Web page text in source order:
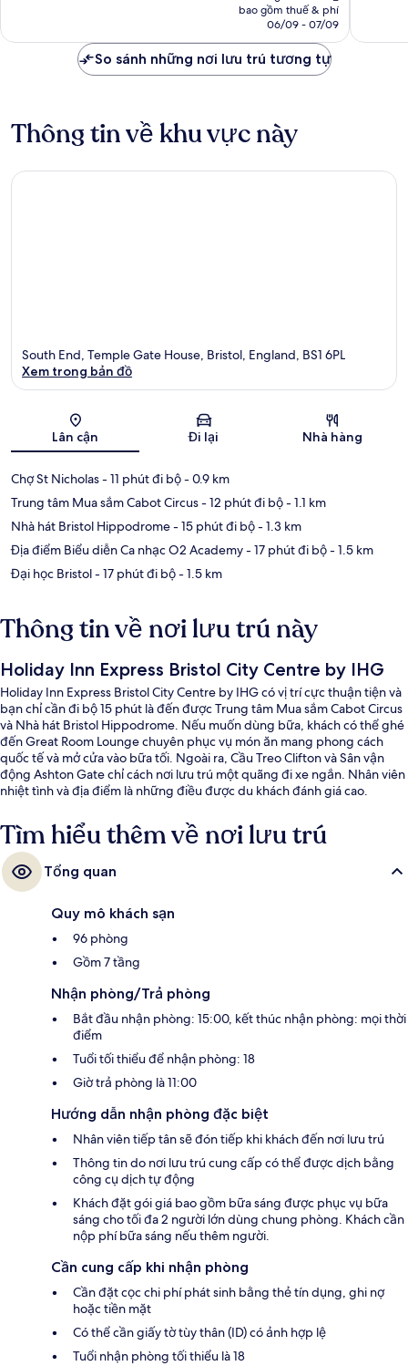
xét
tại
1.477.537 ₫
bao gồm thuế & phí
06/09 - 07/09
xét
So sánh những nơi lưu trú tương tự
Thông tin về khu vực này
Bản đồ
South End, Temple Gate House, Bristol, England, BS1 6PL
Xem trong bản đồ
Lân cận Đi lại Nhà hàng
Chợ St Nicholas- 11 phút đi bộ- 0.9 km
Trung tâm Mua sắm Cabot Circus- 12 phút đi bộ- 1.1 km
Nhà hát Bristol Hippodrome- 15 phút đi bộ- 1.3 km
Địa điểm Biểu diễn Ca nhạc O2 Academy- 17 phút đi bộ- 1.5 km
Đại học Bristol- 17 phút đi bộ- 1.5 km
Thông tin về nơi lưu trú này
Holiday Inn Express Bristol City Centre by IHG
Holiday Inn Express Bristol City Centre by IHG có vị trí cực thuận tiện và
bạn chỉ cần đi bộ 15 phút là đến được Trung tâm Mua sắm Cabot Circus
và Nhà hát Bristol Hippodrome. Nếu muốn dùng bữa, khách có thể ghé
đến Great Room Lounge chuyên phục vụ món ăn mang phong cách
quốc tế và mở cửa vào bữa tối. Ngoài ra, Cầu Treo Clifton và Sân vận
động Ashton Gate chỉ cách nơi lưu trú một quãng đi xe ngắn. Nhân viên
nhiệt tình và địa điểm là những điều được du khách đánh giá cao.
Tìm hiểu thêm về nơi lưu trú
Tổng quan
Quy mô khách sạn
96 phòng
Gồm 7 tầng
Nhận phòng/Trả phòng
Bắt đầu nhận phòng: 15:00, kết thúc nhận phòng: mọi thời
điểm
Tuổi tối thiểu để nhận phòng: 18
Giờ trả phòng là 11:00
Hướng dẫn nhận phòng đặc biệt
Nhân viên tiếp tân sẽ đón tiếp khi khách đến nơi lưu trú
Thông tin do nơi lưu trú cung cấp có thể được dịch bằng
công cụ dịch tự động
Khách đặt gói giá bao gồm bữa sáng được phục vụ bữa
sáng cho tối đa 2 người lớn dùng chung phòng. Khách cần
nộp phí bữa sáng nếu thêm người.
Cần cung cấp khi nhận phòng
Cần đặt cọc chi phí phát sinh bằng thẻ tín dụng, ghi nợ
hoặc tiền mặt
Có thể cần giấy tờ tùy thân (ID) có ảnh hợp lệ
Tuổi nhận phòng tối thiểu là 18